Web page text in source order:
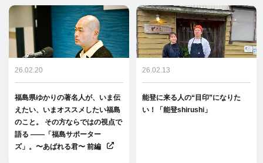
26.02.20
福島県ゆかりの著名人が、いま伝
えたい、いまオススメしたい福島
のこと。 その方ならではの視点で
語る ――「福島サポーター
ズ」。〜あばれる君〜 前編
26.02.13
能登に来る人の“目印”になりた
い！「能登shirushi」